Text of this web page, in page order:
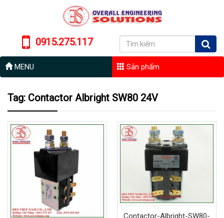
0915.275.117
MENU Sản phẩm
Tag: Contactor Albright SW80 24V
Contactor-Albright-SW80-